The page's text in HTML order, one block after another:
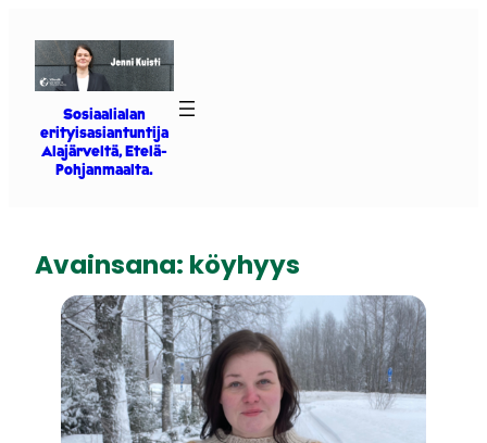
sisältöön
Sosiaalialan
erityisasiantuntija
Alajärveltä, Etelä-
Pohjanmaalta.
Avainsana: köyhyys